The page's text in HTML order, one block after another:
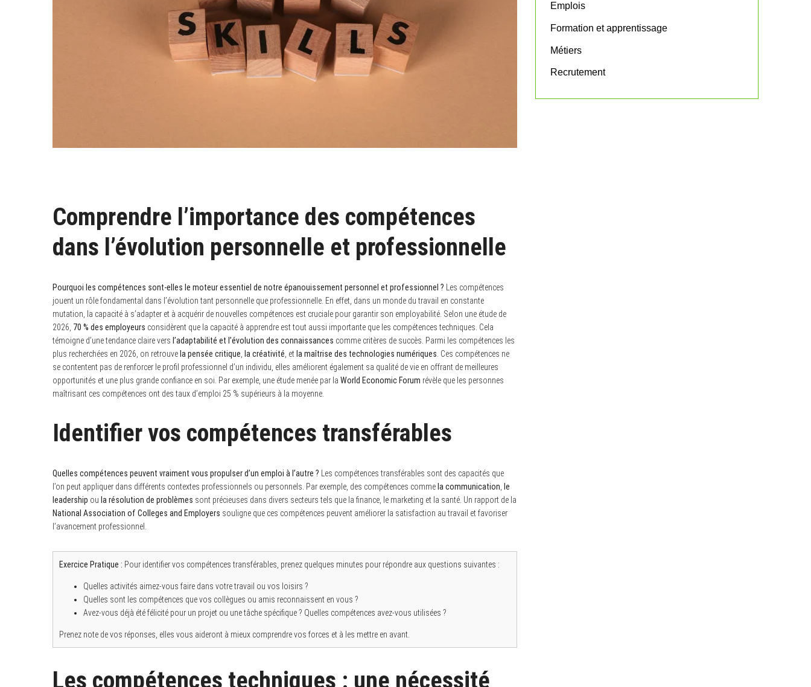
Comprendre l’importance des compétences
dans l’évolution personnelle et professionnelle
Pourquoi les compétences sont-elles le moteur essentiel de notre épanouissement personnel et professionnel ? Les compétences
jouent un rôle fondamental dans l’évolution tant personnelle que professionnelle. En effet, dans un monde du travail en constante
mutation, la capacité à s’adapter et à acquérir de nouvelles compétences est cruciale pour garantir son employabilité. Selon une étude de
2026, 70 % des employeurs considèrent que la capacité à apprendre est tout aussi importante que les compétences techniques. Cela
témoigne d’une tendance claire vers l’adaptabilité et l’évolution des connaissances comme critères de succès. Parmi les compétences les
plus recherchées en 2026, on retrouve la pensée critique la créativité , et la maîtrise des technologies numériques . Ces compétences ne
se contentent pas de renforcer le profil professionnel d’un individu, elles améliorent également sa qualité de vie en offrant de meilleures
opportunités et une plus grande confiance en soi. Par exemple, une étude menée par la World Economic Forum révèle que les personnes
maîtrisant ces compétences ont des taux d’emploi 25 % supérieurs à la moyenne.
Identifier vos compétences transférables
Quelles compétences peuvent vraiment vous propulser d’un emploi à l’autre ? Les compétences transférables sont des capacités que
l’on peut appliquer dans différents contextes professionnels ou personnels. Par exemple, des compétences comme la communication
le
leadership ou la résolution de problèmes sont précieuses dans divers secteurs tels que la finance, le marketing et la santé. Un rapport de la
National Association of Colleges and Employers souligne que ces compétences peuvent améliorer la satisfaction au travail et favoriser
l’avancement professionnel.
Exercice Pratique : Pour identifier vos compétences transférables, prenez quelques minutes pour répondre aux questions suivantes :
Quelles activités aimez-vous faire dans votre travail ou vos loisirs ?
Quelles sont les compétences que vos collègues ou amis reconnaissent en vous ?
Avez-vous déjà été félicité pour un projet ou une tâche spécifique ? Quelles compétences avez-vous utilisées ?
Prenez note de vos réponses, elles vous aideront à mieux comprendre vos forces et à les mettre en avant.
Les compétences techniques : une nécessité
Emplois
Formation et apprentissage
Métiers
Recrutement